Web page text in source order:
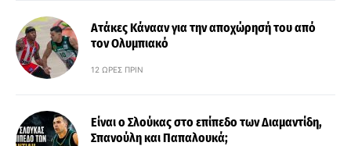
Ατάκες Κάνααν για την αποχώρησή του από
τον Ολυμπιακό
12 ΏΡΕΣ ΠΡΙΝ
Είναι ο Σλούκας στο επίπεδο των Διαμαντίδη,
Σπανούλη και Παπαλουκά;